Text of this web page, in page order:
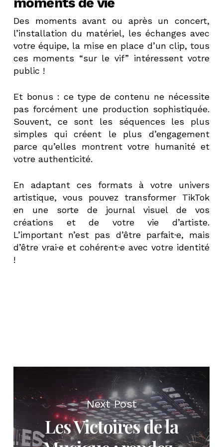
Des moments avant ou après un concert,
l’installation du matériel, les échanges avec
votre équipe, la mise en place d’un clip, tous
ces moments “sur le vif” intéressent votre
public !
Et bonus : ce type de contenu ne nécessite
pas forcément une production sophistiquée.
Souvent, ce sont les séquences les plus
simples qui créent le plus d’engagement
parce qu’elles montrent votre humanité et
votre authenticité.
En adaptant ces formats à votre univers
artistique, vous pouvez transformer TikTok
en une sorte de journal visuel de vos
créations et de votre vie d’artiste.
L’important n’est pas d’être parfait·e, mais
d’être vrai·e et cohérent·e avec votre identité
!
Next Post
Les Victoires de la